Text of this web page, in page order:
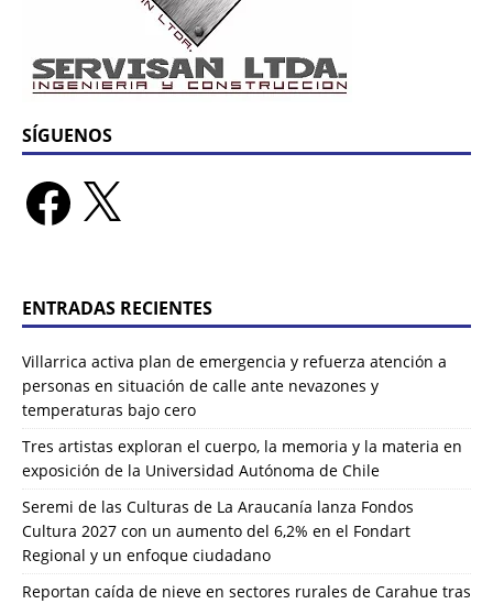
SÍGUENOS
ENTRADAS RECIENTES
Villarrica activa plan de emergencia y refuerza atención a
personas en situación de calle ante nevazones y
temperaturas bajo cero
Tres artistas exploran el cuerpo, la memoria y la materia en
exposición de la Universidad Autónoma de Chile
Seremi de las Culturas de La Araucanía lanza Fondos
Cultura 2027 con un aumento del 6,2% en el Fondart
Regional y un enfoque ciudadano
Reportan caída de nieve en sectores rurales de Carahue tras